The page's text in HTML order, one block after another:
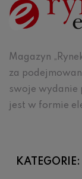
Magazyn
za
swoje wydanie
jest w formie
KATEGORIE: